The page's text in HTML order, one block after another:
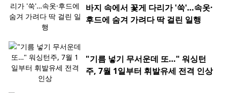
바지 속에서 꽃게 다리가 '쑥'…속옷·
후드에 숨겨 가려다 딱 걸린 일행
"기름 넣기 무서운데 또…" 워싱턴
주, 7월 1일부터 휘발유세 전격 인상